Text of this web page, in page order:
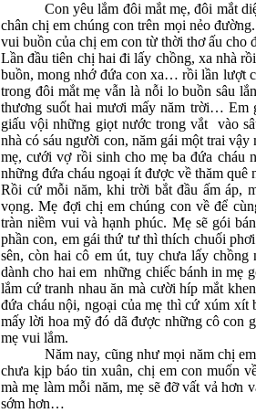
Con yêu lắm đôi mắt mẹ, đôi mắt
chân chị em chúng con trên mọi nẻo
vui buồn của chị em con từ thời thơ ấu
Lần đầu tiên chị hai đi lấy chồng, xa nhà
buồn, mong nhớ đứa con xa… rồi lần lượt
trong đôi mắt mẹ vẫn là nỗi lo buồn sâu
thương suốt hai mươi mấy năm trời… Em
giấu vội những giọt nước trong vắt vào
nhà có sáu người con, năm gái một trai vậy
mẹ, cưới vợ rồi sinh cho mẹ ba đứa cháu
những đứa cháu ngoại ít được về thăm
Rồi cứ mỗi năm, khi trời bắt đầu ấm áp,
vọng. Mẹ đợi chị em chúng con về để
tràn niềm vui và hạnh phúc. Mẹ sẽ gói
phần con, em gái thứ tư thì thích chuối
sên, còn hai cô em út, tuy chưa lấy
dành cho hai em những chiếc bánh in mẹ
lắm cứ tranh nhau ăn mà cười híp mắt
đứa cháu nội, ngoại của mẹ thì cứ xúm xít
mấy lời hoa mỹ đó dã được những cô con
mẹ vui lắm.
Năm nay, cũng như mọi năm chị
chưa kịp báo tin xuân, chị em con muốn
mà mẹ làm mỗi năm, mẹ sẽ đỡ vất vả hơn
sớm hơn…